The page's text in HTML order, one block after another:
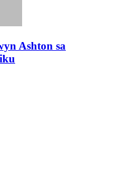
Ashton sa